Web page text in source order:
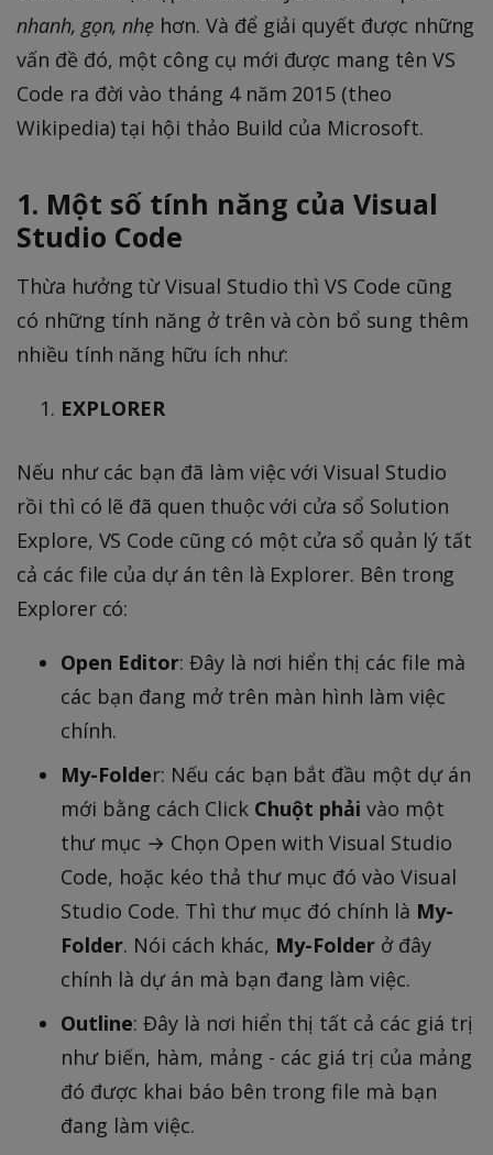
nhanh, gọn, nhẹ hơn. Và để giải quyết được những
vấn đề đó, một công cụ mới được mang tên VS
Code ra đời vào tháng 4 năm 2015 (theo
Wikipedia) tại hội thảo Build của Microsoft.
1. Một số tính năng của Visual
Studio Code
Thừa hưởng từ Visual Studio thì VS Code cũng
có những tính năng ở trên và còn bổ sung thêm
nhiều tính năng hữu ích như:
EXPLORER
Nếu như các bạn đã làm việc với Visual Studio
rồi thì có lẽ đã quen thuộc với cửa sổ Solution
Explore, VS Code cũng có một cửa sổ quản lý tất
cả các file của dự án tên là Explorer. Bên trong
Explorer có:
Open Editor: Đây là nơi hiển thị các file mà
các bạn đang mở trên màn hình làm việc
chính.
My-Folder: Nếu các bạn bắt đầu một dự án
mới bằng cách Click Chuột phải vào một
thư mục → Chọn Open with Visual Studio
Code, hoặc kéo thả thư mục đó vào Visual
Studio Code. Thì thư mục đó chính là My-
Folder. Nói cách khác, My-Folder ở đây
chính là dự án mà bạn đang làm việc.
Outline: Đây là nơi hiển thị tất cả các giá trị
như biến, hàm, mảng - các giá trị của mảng
đó được khai báo bên trong file mà bạn
đang làm việc.